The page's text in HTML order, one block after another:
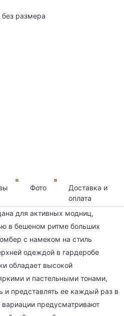
размера
Фото
Доставка и
оплата
для активных модниц,
в бешеном ритме больших
с намеком на стиль
одеждой в гардеробе
обладает высокой
и пастельными тонами,
и представлять ее каждый раз в
предусматривают